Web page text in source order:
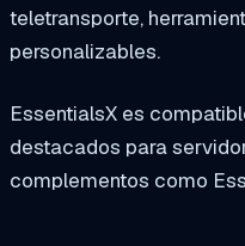
teletransporte,
personalizables.
EssentialsX es
destacados para
complementos como